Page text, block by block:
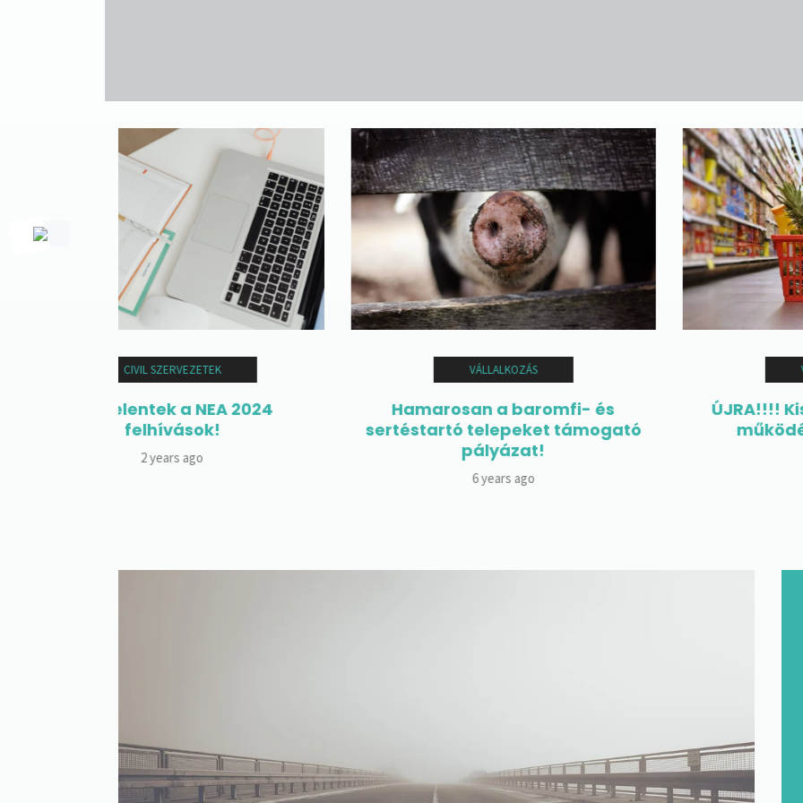
Hamarosan a baromfi- és
sertéstartó telepeket támogató
ÚJRA!!!! Kistelepülési üzletek
működési támogatása